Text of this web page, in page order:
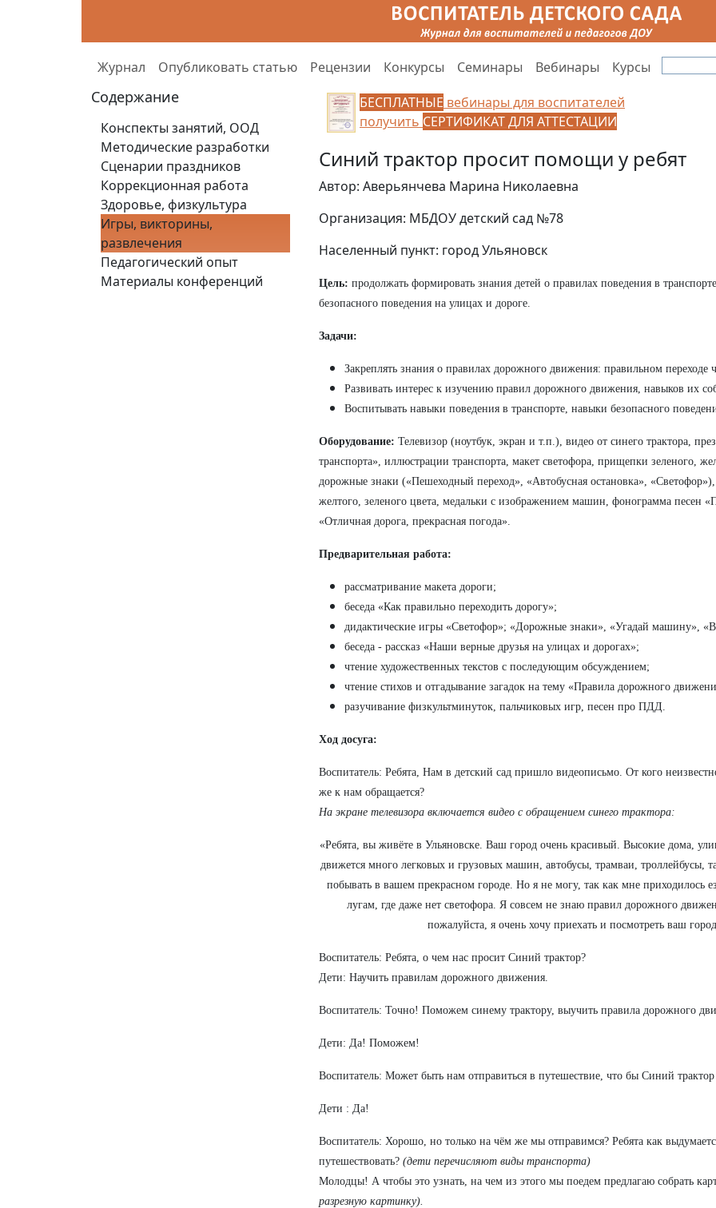
Журнал Опубликовать статью Рецензии Конкурсы Семинары Вебинары Курсы
Содержание
Конспекты занятий, ООД
Методические разработки
Сценарии праздников
Коррекционная работа
Здоровье, физкультура
Игры, викторины,
развлечения
Педагогический опыт
Материалы конференций
БЕСПЛАТНЫЕ вебинары для воспитателей
получить СЕРТИФИКАТ ДЛЯ АТТЕСТАЦИИ
Синий трактор просит помощи у ребят
Автор: Аверьянчева Марина Николаевна
Организация: МБДОУ детский сад №78
Населенный пункт: город Ульяновск
Цель: продолжать формировать знания детей о правилах поведения в
безопасного поведения на улицах и дороге.
Задачи:
Закреплять знания о правилах дорожного движения: правильном переходе
Развивать интерес к изучению правил дорожного движения, навыков их
Воспитывать навыки поведения в транспорте, навыки безопасного
Оборудование: Телевизор (ноутбук, экран и т.п.), видео от синего трактора,
транспорта», иллюстрации транспорта, макет светофора, прищепки зеленого,
дорожные знаки («Пешеходный переход», «Автобусная остановка», «Светофор»),
желтого, зеленого цвета, медальки с изображением машин, фонограмма песен
«Отличная дорога, прекрасная погода».
Предварительная работа:
рассматривание макета дороги;
беседа «Как правильно переходить дорогу»;
дидактические игры «Светофор»; «Дорожные знаки», «Угадай машину»,
беседа - рассказ «Наши верные друзья на улицах и дорогах»;
чтение художественных текстов с последующим обсуждением;
чтение стихов и отгадывание загадок на тему «Правила дорожного
разучивание физкультминуток, пальчиковых игр, песен про ПДД.
Ход досуга:
Воспитатель: Ребята, Нам в детский сад пришло видеописьмо. От кого
же к нам обращается?
На экране телевизора включается видео с обращением синего трактора:
«Ребята, вы живёте в Ульяновске. Ваш город очень красивый. Высокие дома,
движется много легковых и грузовых машин, автобусы, трамваи, троллейбусы,
побывать в вашем прекрасном городе. Но я не могу, так как мне приходилось
лугам, где даже нет светофора. Я совсем не знаю правил дорожного
пожалуйста, я очень хочу приехать и посмотреть ваш
Воспитатель: Ребята, о чем нас просит Синий трактор?
Дети: Научить правилам дорожного движения.
Воспитатель: Точно! Поможем синему трактору, выучить правила дорожного
Дети: Да! Поможем!
Воспитатель: Может быть нам отправиться в путешествие, что бы Синий
Дети : Да!
Воспитатель: Хорошо, но только на чём же мы отправимся? Ребята как
путешествовать? (дети перечисляют виды транспорта)
Молодцы! А чтобы это узнать, на чем из этого мы поедем предлагаю собрать
разрезную картинку).